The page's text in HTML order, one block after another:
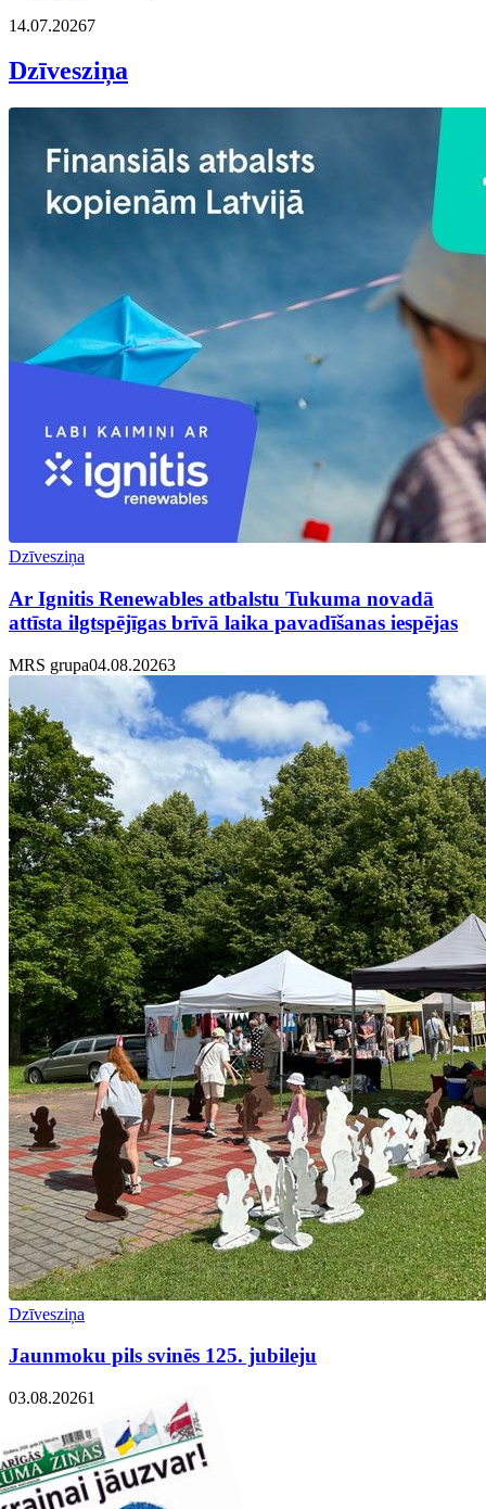
14.07.20267
Dzīvesziņa
Dzīvesziņa
Ar Ignitis Renewables atbalstu Tukuma novadā
attīsta ilgtspējīgas brīvā laika pavadīšanas iespējas
MRS grupa04.08.20263
Dzīvesziņa
Jaunmoku pils svinēs 125. jubileju
03.08.20261